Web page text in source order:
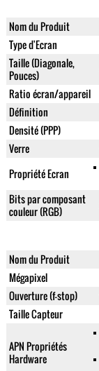
Nom du Produit
Type d'Ecran
Taille (Diagonale,
Pouces)
Ratio écran/appareil
Définition
Densité (PPP)
Verre
Propriété Ecran
Bits par composant
couleur (RGB)
Nom du Produit
Mégapixel
Ouverture (f-stop)
Taille Capteur
APN Propriétés
Hardware